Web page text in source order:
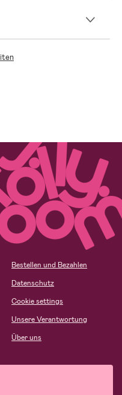
Bestellen und Bezahlen
Datenschutz
Cookie settings
Unsere Verantwortung
Über uns